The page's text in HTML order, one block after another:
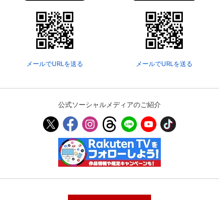
メールでURLを送る メールでURLを送る
公式ソーシャルメディアのご紹介